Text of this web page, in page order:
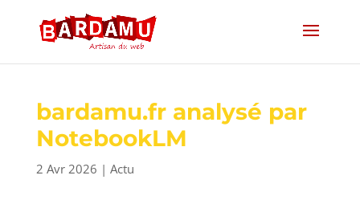
bardamu.fr analysé par
NotebookLM
2 Avr 2026 | Actu